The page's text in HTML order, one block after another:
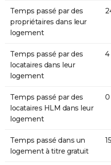
Temps passé par des
propriétaires dans leur
logement
Temps passé par des
locataires dans leur
logement
4
Temps passé par des
locataires HLM dans leur
logement
0
Temps passé dans un
logement à titre gratuit